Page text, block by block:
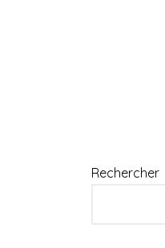
Rechercher